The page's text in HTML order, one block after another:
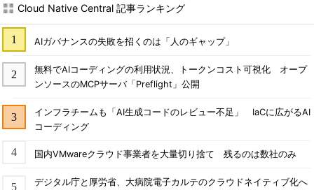
Cloud Native Central 記事ランキング
AIガバナンスの失敗を招くのは「人のギャップ」
無料でAIコーディングの利用状況、トークンコスト可視化 オープ
ンソースのMCPサーバ「Preflight」公開
インフラチームも「AI生成コードのレビュー不足」 IaCに広がるAI
コーディング
国内VMwareクラウド事業者を大量切り捨て 残るのは数社のみ
デジタル庁と厚労省、大病院電子カルテのクラウドネイティブ化へ